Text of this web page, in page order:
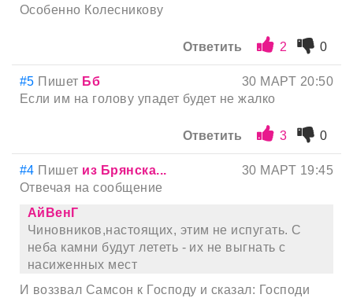
Особенно Колесникову
Ответить 2 0
#5 Пишет Бб
30 МАРТ 20:50
Если им на голову упадет будет не жалко
Ответить 3 0
#4 Пишет из Брянска...
30 МАРТ 19:45
Отвечая на сообщение
АйВенГ
Чиновников,настоящих, этим не испугать. С
неба камни будут лететь - их не выгнать с
насиженных мест
И воззвал Самсон к Господу и сказал: Господи